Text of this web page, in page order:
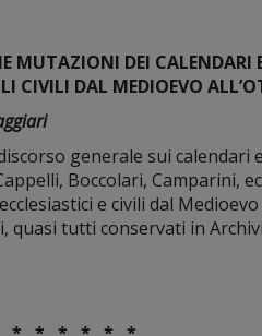
MUTAZIONI DEI CALENDARI
CIVILI DAL MEDIOEVO
generale sui
Boccolari, Camparini,
e civili dal
quasi tutti conservati in